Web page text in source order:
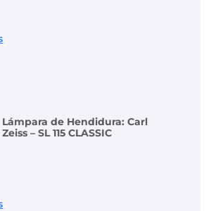
Lámpara de Hendidura: Carl
Zeiss – SL 115 CLASSIC